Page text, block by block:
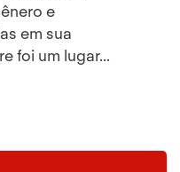
e
em sua
foi um lugar...